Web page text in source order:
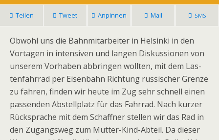
Tei­len Tweet Anpin­nen Mail SMS
Obwohl uns die Bahn­mit­ar­bei­ter in Hel­sinki in den
Vor­ta­gen in inten­si­ven und lan­gen Dis­kus­sio­nen von
unse­rem Vor­ha­ben abbrin­gen woll­ten, mit dem Las­
ten­fahr­rad per Eisen­bahn Rich­tung rus­si­scher Grenze
zu fah­ren, fin­den wir heute im Zug sehr schnell einen
pas­sen­den Abstell­platz für das Fahr­rad. Nach kur­zer
Rück­spra­che mit dem Schaff­ner stel­len wir das Rad in
den Zugangs­weg zum Mut­ter-Kind-Abteil. Da die­ser